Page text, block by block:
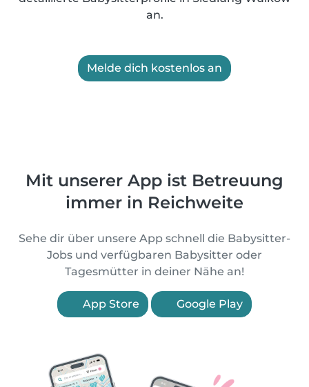
an.
Melde dich kostenlos an
Mit unserer App ist Betreuung
immer in Reichweite
Sehe dir über unsere App schnell die Babysitter-
Jobs und verfügbaren Babysitter oder
Tagesmütter in deiner Nähe an!
App Store Google Play